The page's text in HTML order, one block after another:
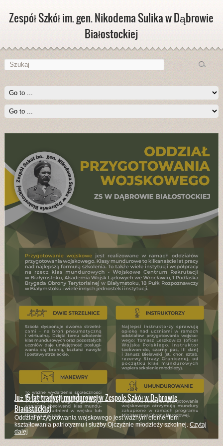
Zespół Szkół im. gen. Nikodema Sulika w Dąbrowie
Białostockiej
Już 15 lat tradycji mundurowej w Zespole Szkół w Dąbrowie
Białostockiej
Oddział przygotowania wojskowego jest ważnym elementem
kształtowania patriotyzmu i służby Ojczyźnie młodzieży szkolnej. Czytaj
dalej